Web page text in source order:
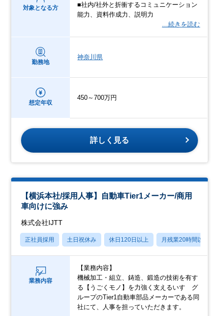
対象となる方
■社内/社外と折衝するコミュニケーション
能⼒、資料作成⼒、説明⼒
…続きを読む
勤務地
神奈川県
想定年収
450～700万円
詳しく見る
【横浜本社/採用⼈事】⾃動⾞Tier1メーカー/商⽤
⾞向けに強み
株式会社IJTT
正社員採用 土日祝休み 休日120日以上 月残業20時間以内
業務内容
【業務内容】
機械加⼯・組⽴、鋳造、鍛造の技術を有す
る【うごくモノ】を⼒強く⽀えるいすゞグ
ループのTier1⾃動⾞部品メーカーである同
社にて、⼈事を担っていただきます。